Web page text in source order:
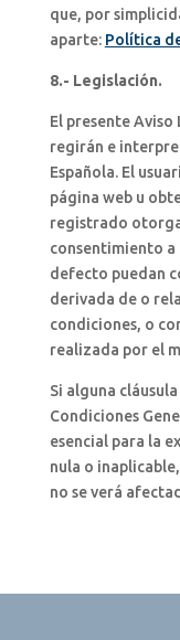
que, por
aparte: Política
8.- Legislación.
El presente Aviso
regirán e
Española. El
página web u
registrado
consentimiento a
defecto puedan
derivada de o
condiciones, o
realizada por el
Si alguna
Condiciones
esencial para la
nula o
no se verá